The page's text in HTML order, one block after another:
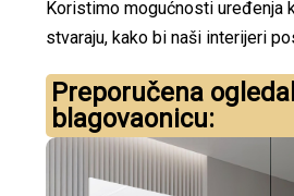
Koristimo mogućnosti uređenja
stvaraju, kako bi naši interijeri
Preporučena
blagovaonicu: